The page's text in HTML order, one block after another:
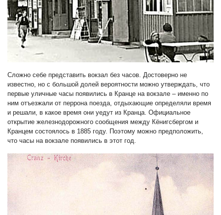
Сложно себе представить вокзал без часов. Достоверно не
известно, но с большой долей вероятности можно утверждать, что
первые уличные часы появились в Кранце на вокзале – именно по
ним отъезжали от перрона поезда, отдыхающие определяли время
и решали, в какое время они уедут из Кранца. Официальное
открытие железнодорожного сообщения между Кёнигсбергом и
Кранцем состоялось в 1885 году. Поэтому можно предположить,
что часы на вокзале появились в этот год.